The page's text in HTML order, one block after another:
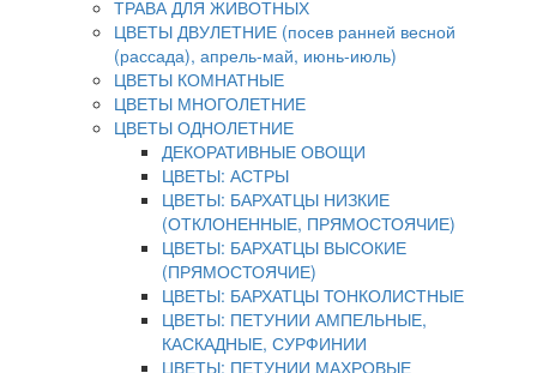
ТРАВА ДЛЯ ЖИВОТНЫХ
ЦВЕТЫ ДВУЛЕТНИЕ (посев ранней весной
(рассада), апрель-май, июнь-июль)
ЦВЕТЫ КОМНАТНЫЕ
ЦВЕТЫ МНОГОЛЕТНИЕ
ЦВЕТЫ ОДНОЛЕТНИЕ
ДЕКОРАТИВНЫЕ ОВОЩИ
ЦВЕТЫ: АСТРЫ
ЦВЕТЫ: БАРХАТЦЫ НИЗКИЕ
(ОТКЛОНЕННЫЕ, ПРЯМОСТОЯЧИЕ)
ЦВЕТЫ: БАРХАТЦЫ ВЫСОКИЕ
(ПРЯМОСТОЯЧИЕ)
ЦВЕТЫ: БАРХАТЦЫ ТОНКОЛИСТНЫЕ
ЦВЕТЫ: ПЕТУНИИ АМПЕЛЬНЫЕ,
КАСКАДНЫЕ, СУРФИНИИ
ЦВЕТЫ: ПЕТУНИИ МАХРОВЫЕ